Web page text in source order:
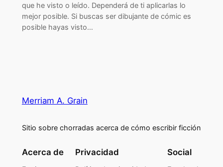
que he visto o leído. Dependerá de ti aplicarlas lo
mejor posible. Si buscas ser dibujante de cómic es
posible hayas visto…
Merriam A. Grain
Sitio sobre chorradas acerca de cómo escribir ficción
Acerca de Privacidad Social